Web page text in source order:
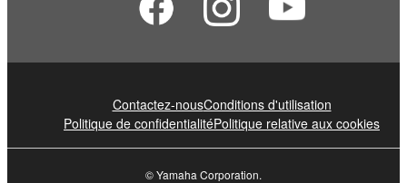
Contactez-nousConditions d'utilisation
Politique de confidentialitéPolitique relative aux cookies
© Yamaha Corporation.